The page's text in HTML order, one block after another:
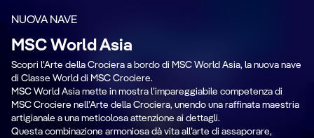
NUOVA NAVE
MSC World Asia
Scopri l’Arte della Crociera a bordo di MSC World Asia, la nuova nave
di Classe World di MSC Crociere.
MSC World Asia mette in mostra l’impareggiabile competenza di
MSC Crociere nell’Arte della Crociera, unendo una raffinata maestria
artigianale a una meticolosa attenzione ai dettagli.
Questa combinazione armoniosa dà vita all’arte di assaporare,
L'arte della crociera